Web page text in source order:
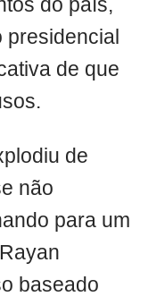
do país,
presidencial
de que
de
não
para um
baseado